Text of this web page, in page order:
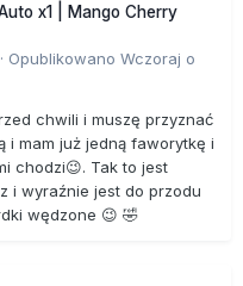
x1 | Mango Cherry
· Opublikowano Wczoraj o
chwili i muszę przyznać
i mam już jedną faworytkę i
chodzi😉. Tak to jest
i wyraźnie jest do przodu
wędzone 😉 🤣